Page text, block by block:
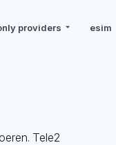
providers esim
Tele2